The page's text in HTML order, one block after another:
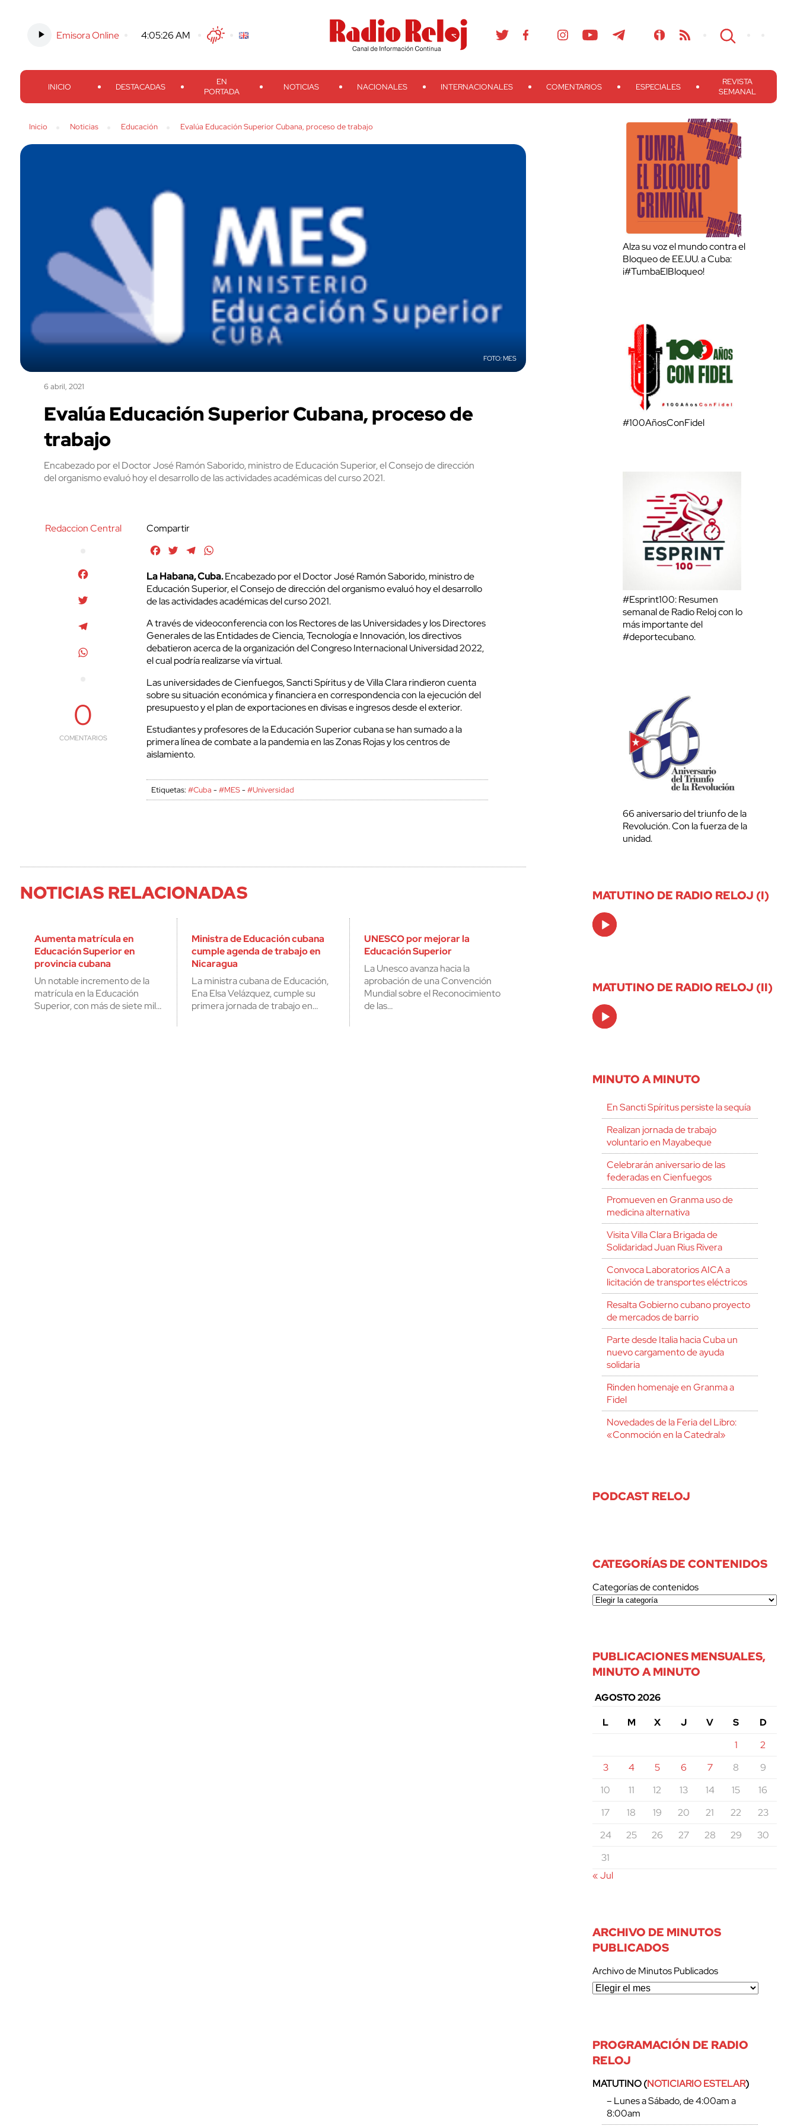
Emisora Online -4:05:27 AM TwitterFacebook
Threads
Instagram TelegramTeveo Ivoox RSS Search
INICIO DESTACADAS
EN
PORTADA
NOTICIAS NACIONALES INTERNACIONALES COMENTARIOS ESPECIALES
REVISTA
SEMANAL
Inicio Noticias Educación Evalúa Educación Superior Cubana, proceso de trabajo
MES
6 abril, 2021
Evalúa Educación Superior Cubana, proceso de
trabajo
Encabezado por el Doctor José Ramón Saborido, ministro de Educación Superior, el Consejo de dirección
del organismo evaluó hoy el desarrollo de las actividades académicas del curso 2021.
Redaccion Central
0
COMENTARIOS
Compartir
FacebookTwitterTelegram
La Habana, Cuba.Encabezado por el Doctor José Ramón Saborido, ministro de
Educación Superior, el Consejo de dirección del organismo evaluó hoy el desarrollo
de las actividades académicas del curso 2021.
A través de videoconferencia con los Rectores de las Universidades y los Directores
Generales de las Entidades de Ciencia, Tecnología e Innovación, los directivos
debatieron acerca de la organización del Congreso Internacional Universidad 2022,
el cual podría realizarse vía virtual.
Las universidades de Cienfuegos, Sancti Spíritus y de Villa Clara rindieron cuenta
sobre su situación económica y financiera en correspondencia con la ejecución del
presupuesto y el plan de exportaciones en divisas e ingresos desde el exterior.
Estudiantes y profesores de la Educación Superior cubana se han sumado a la
primera línea de combate a la pandemia en las Zonas Rojas y los centros de
aislamiento.
Etiquetas:#Cuba -#MES-#Universidad
NOTICIAS RELACIONADAS
Aumenta matrícula en
Educación Superior en
provincia cubana
Un notable incremento de la
matrícula en la Educación
Superior, con más de siete mil…
Ministra de Educación cubana
cumple agenda de trabajo en
Nicaragua
La ministra cubana de Educación,
Ena Elsa Velázquez, cumple su
primera jornada de trabajo en…
UNESCO por mejorar la
Educación Superior
La Unesco avanza hacia la
aprobación de una Convención
Mundial sobre el Reconocimiento
de las…
Alza su voz el mundo contra el
Bloqueo de EE.UU. a Cuba:
¡#TumbaElBloqueo!
#100AñosConFidel
#Esprint100: Resumen
semanal de Radio Reloj con lo
más importante del
#deportecubano.
66 aniversario del triunfo de la
Revolución. Con la fuerza de la
unidad.
MATUTINO DE RADIO RELOJ (I)
Audio
Player
MATUTINO DE RADIO RELOJ (II)
Audio
Player
MINUTO A MINUTO
En Sancti Spíritus persiste la sequía
Realizan jornada de trabajo
voluntario en Mayabeque
Celebrarán aniversario de las
federadas en Cienfuegos
Promueven en Granma uso de
medicina alternativa
Visita Villa Clara Brigada de
Solidaridad Juan Rius Rivera
Convoca Laboratorios AICA a
licitación de transportes eléctricos
Resalta Gobierno cubano proyecto
de mercados de barrio
Parte desde Italia hacia Cuba un
nuevo cargamento de ayuda
solidaria
Rinden homenaje en Granma a
Fidel
Novedades de la Feria del Libro:
«Conmoción en la Catedral»
PODCAST RELOJ
CATEGORÍAS DE CONTENIDOS
Categorías de contenidos
PUBLICACIONES MENSUALES,
MINUTO A MINUTO
AGOSTO 2026
L
M X J V S
D
1
2
3
4 5 6 7 8
9
10
11 12 13 14 15
16
17
18 19 20 21 22
23
24
25 26 27 28 29
30
31
« Jul
ARCHIVO DE MINUTOS
PUBLICADOS
Archivo de Minutos Publicados
PROGRAMACIÓN DE RADIO
RELOJ
MATUTINO (NOTICIARIO ESTELAR)
– Lunes a Sábado, de 4:00am a
8:00am